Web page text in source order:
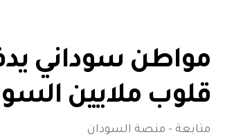
مواطن سوداني
قلوب ملايين
متابعة - منصة السودان